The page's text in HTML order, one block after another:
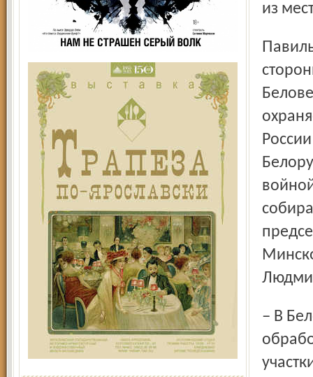
из
Павильон белорусов словно распахнут на все четыре
– В Белоруссии сегодня нет незасеянных полей,